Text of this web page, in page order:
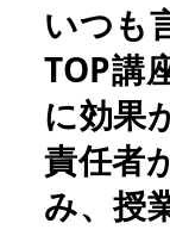
いつも
TOP講
に効果
責任者
み、授